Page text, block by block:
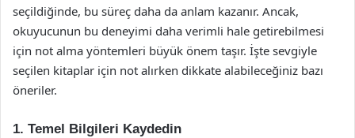
seçildiğinde, bu süreç daha da anlam kazanır. Ancak,
okuyucunun bu deneyimi daha verimli hale getirebilmesi
için not alma yöntemleri büyük önem taşır. İşte sevgiyle
seçilen kitaplar için not alırken dikkate alabileceğiniz bazı
öneriler.
1. Temel Bilgileri Kaydedin